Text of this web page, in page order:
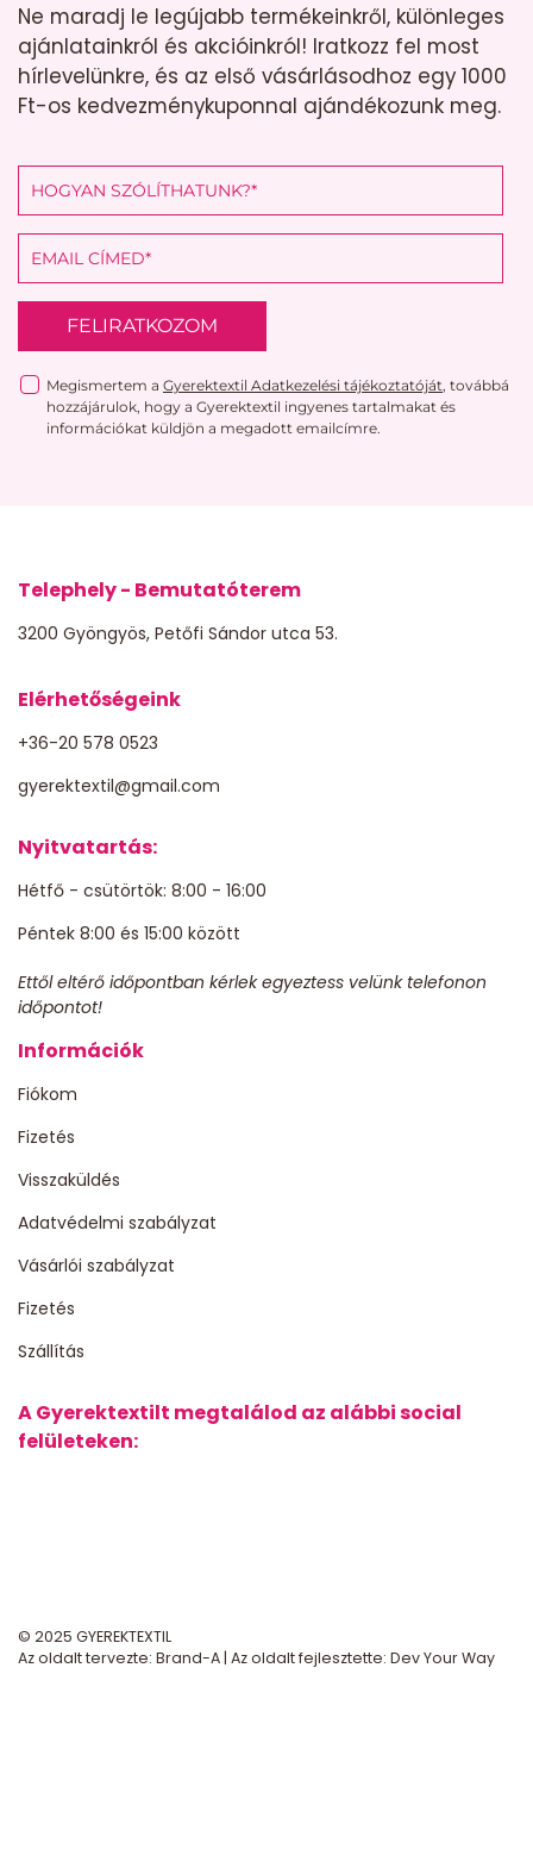
Ne maradj le legújabb termékeinkről, különleges
ajánlatainkról és akcióinkról! Iratkozz fel most
hírlevelünkre, és az első vásárlásodhoz egy 1000
Ft-os kedvezménykuponnal ajándékozunk meg.
FELIRATKOZOM
Megismertem a Gyerektextil Adatkezelési tájékoztatóját, továbbá
hozzájárulok, hogy a Gyerektextil ingyenes tartalmakat és
információkat küldjön a megadott emailcímre.
Telephely - Bemutatóterem
3200 Gyöngyös, Petőfi Sándor utca 53.
Elérhetőségeink
+36-20 578 0523
gyerektextil@gmail.com
Nyitvatartás:
Hétfő - csütörtök: 8:00 - 16:00
Péntek 8:00 és 15:00 között
Ettől eltérő időpontban kérlek egyeztess velünk telefonon
időpontot!
Információk
Fiókom
Fizetés
Visszaküldés
Adatvédelmi szabályzat
Vásárlói szabályzat
Fizetés
Szállítás
A Gyerektextilt megtalálod az alábbi social
felületeken:
© 2025 GYEREKTEXTIL
Az oldalt tervezte: Brand-A | Az oldalt fejlesztette: Dev Your Way